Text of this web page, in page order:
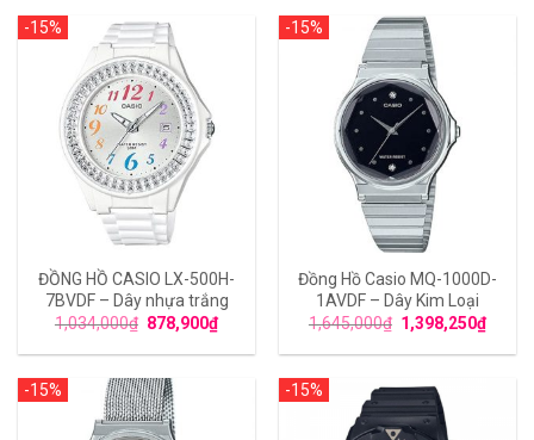
-15%
ĐỒNG HỒ CASIO LX-500H-
7BVDF – Dây nhựa trắng
1,034,000₫ 878,900₫
-15%
Đồng Hồ Casio MQ-1000D-
1AVDF – Dây Kim Loại
1,645,000₫ 1,398,250₫
-15% -15%